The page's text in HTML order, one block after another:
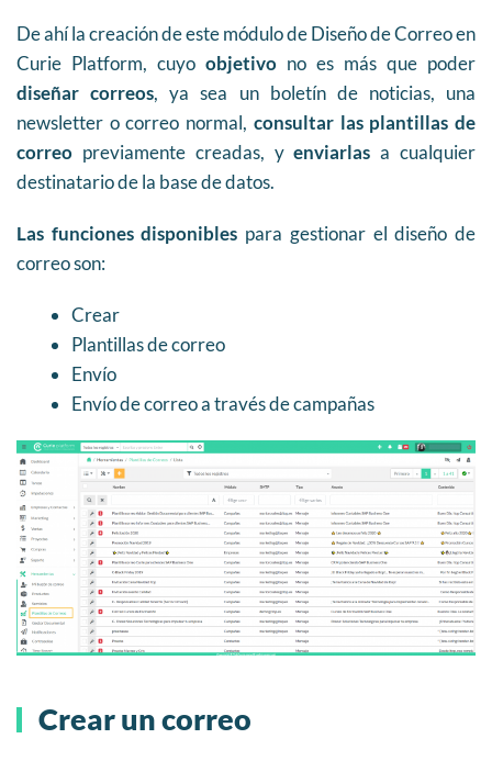
De ahí la creación de este módulo de Diseño de Correo en
Curie Platform, cuyo objetivo no es más que poder
diseñar correos, ya sea un boletín de noticias, una
newsletter o correo normal, consultar las plantillas de
correo previamente creadas, yenviarlas a cualquier
destinatario de la base de datos.
Las funciones disponibles para gestionar el diseño de
correo son:
Crear
Plantillas de correo
Envío
Envío de correo a través de campañas
Crear un correo